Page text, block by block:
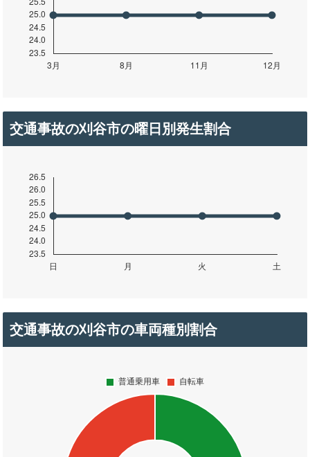
交通事故の刈谷市の曜日別発生割合
交通事故の刈谷市の車両種別割合